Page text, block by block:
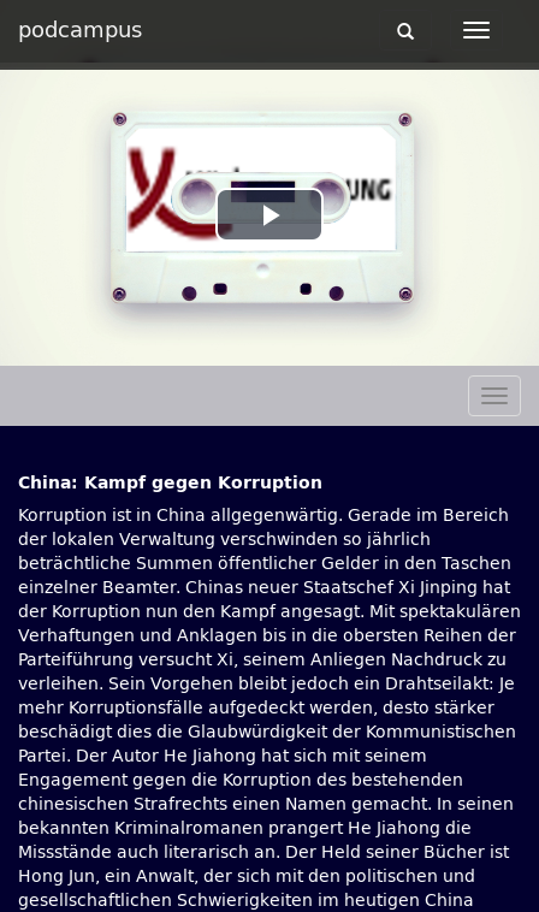
podcampus
Toggle
Toggle
Play
Video
China: Kampf gegen Korruption
Korruption ist in China allgegenwärtig. Gerade im Bereich
der lokalen Verwaltung verschwinden so jährlich
beträchtliche Summen öffentlicher Gelder in den Taschen
einzelner Beamter. Chinas neuer Staatschef Xi Jinping hat
der Korruption nun den Kampf angesagt. Mit spektakulären
Verhaftungen und Anklagen bis in die obersten Reihen der
Parteiführung versucht Xi, seinem Anliegen Nachdruck zu
verleihen. Sein Vorgehen bleibt jedoch ein Drahtseilakt: Je
mehr Korruptionsfälle aufgedeckt werden, desto stärker
beschädigt dies die Glaubwürdigkeit der Kommunistischen
Partei. Der Autor He Jiahong hat sich mit seinem
Engagement gegen die Korruption des bestehenden
chinesischen Strafrechts einen Namen gemacht. In seinen
bekannten Kriminalromanen prangert He Jiahong die
Missstände auch literarisch an. Der Held seiner Bücher ist
Hong Jun, ein Anwalt, der sich mit den politischen und
gesellschaftlichen Schwierigkeiten im heutigen China